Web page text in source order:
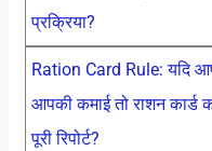
प्रक्रिया?
Ration Card Rule: यदि
आपकी कमाई तो राशन कार्ड
पूरी रिपोर्ट?